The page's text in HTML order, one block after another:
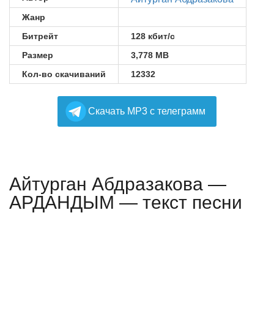
Жанр
Битрейт
128 кбит/с
Размер
3,778 MB
Кол-во скачиваний
12332
Cкачать MP3 с телеграмм
Айтурган Абдразакова —
АРДАНДЫМ — текст песни